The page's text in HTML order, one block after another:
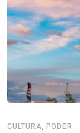
CULTURA, PODER